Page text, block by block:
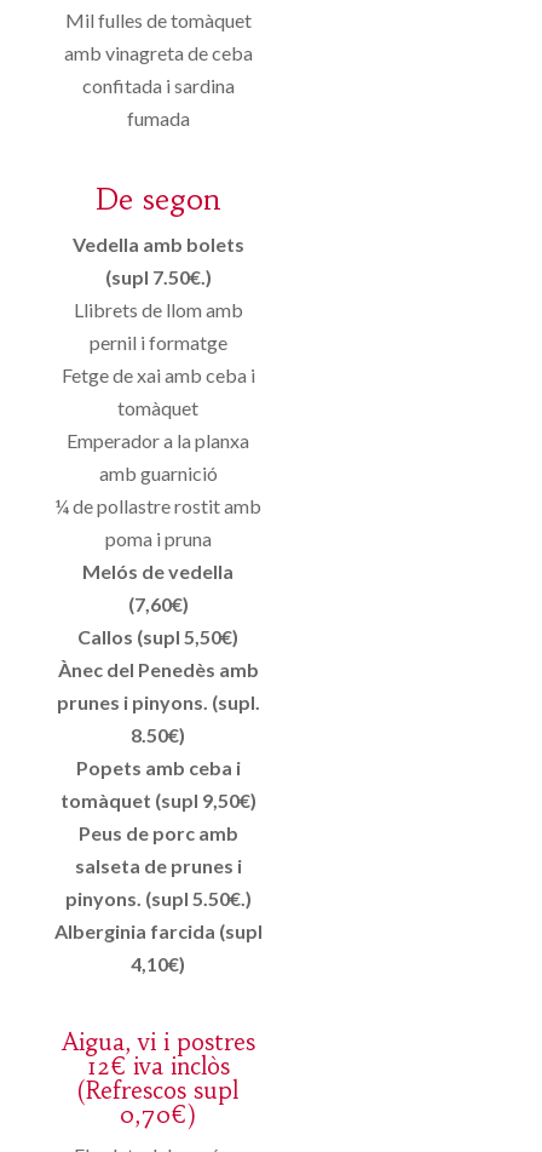
Mil fulles de tomàquet
amb vinagreta de ceba
confitada i sardina
fumada
De segon
Vedella amb bolets
(supl 7.50€.)
Llibrets de llom amb
pernil i formatge
Fetge de xai amb ceba i
tomàquet
Emperador a la planxa
amb guarnició
¼ de pollastre rostit amb
poma i pruna
Melós de vedella
(7,60€)
Callos (supl 5,50€)
Ànec del Penedès amb
prunes i pinyons. (supl.
8.50€)
Popets amb ceba i
tomàquet (supl 9,50€)
Peus de porc amb
salseta de prunes i
pinyons. (supl 5.50€.)
Alberginia farcida (supl
4,10€)
Aigua, vi i postres
12€ iva inclòs
(Refrescos supl
0,70€)